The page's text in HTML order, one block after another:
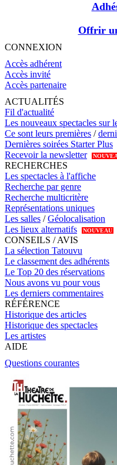
Offrir
CONNEXION
Accès adhérent
Accès invité
Accès partenaire
ACTUALITÉS
Fil d'actualité
Les nouveaux spectacles sur
Ce sont leurs premières /
Dernières soirées Starter Plus
Recevoir la newsletter
RECHERCHES
Les spectacles à l'affiche
Recherche par genre
Recherche multicritère
Représentations uniques
Les salles /Géolocalisation
Les lieux alternatifs
NOUVEAU
CONSEILS / AVIS
La sélection Tatouvu
Le classement des adhérents
Le Top 20 des réservations
Nous avons vu pour vous
Les derniers commentaires
RÉFÉRENCE
Historique des articles
Historique des spectacles
Les artistes
AIDE
Questions courantes